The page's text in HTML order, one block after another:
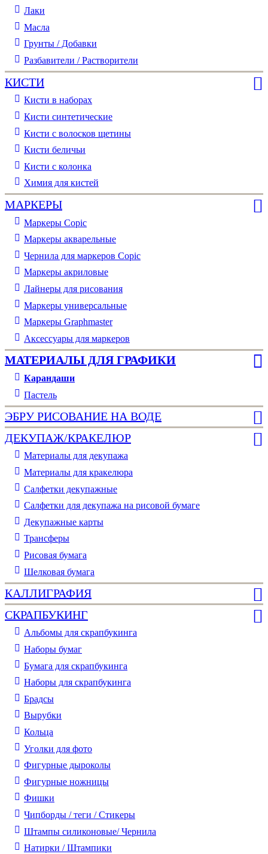
Лаки
Масла
Грунты / Добавки
Разбавители / Растворители
КИСТИ
Кисти в наборах
Кисти синтетические
Кисти с волосков щетины
Кисти беличьи
Кисти с колонка
Химия для кистей
МАРКЕРЫ
Маркеры Copic
Маркеры акварельные
Чернила для маркеров Copic
Маркеры акриловые
Лайнеры для рисования
Маркеры универсальные
Маркеры Graphmaster
Аксессуары для маркеров
МАТЕРИАЛЫ ДЛЯ ГРАФИКИ
Карандаши
Пастель
ЭБРУ РИСОВАНИЕ НА ВОДЕ
ДЕКУПАЖ/КРАКЕЛЮР
Материалы для декупажа
Материалы для кракелюра
Cалфетки декупажные
Салфетки для декупажа на рисовой бумаге
Декупажные карты
Трансферы
Рисовая бумага
Шелковая бумага
КАЛЛИГРАФИЯ
СКРАПБУКИНГ
Альбомы для скрапбукинга
Наборы бумаг
Бумага для скрапбукинга
Наборы для скрапбукинга
Брадсы
Вырубки
Кольца
Уголки для фото
Фигурные дыроколы
Фигурные ножницы
Фишки
Чипборды / теги / Стикеры
Штампы силиконовые/ Чернила
Натирки / Штампики